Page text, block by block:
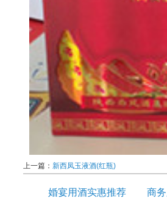
上一篇： 新西凤玉液酒(红瓶)
婚宴用酒实惠推荐 商